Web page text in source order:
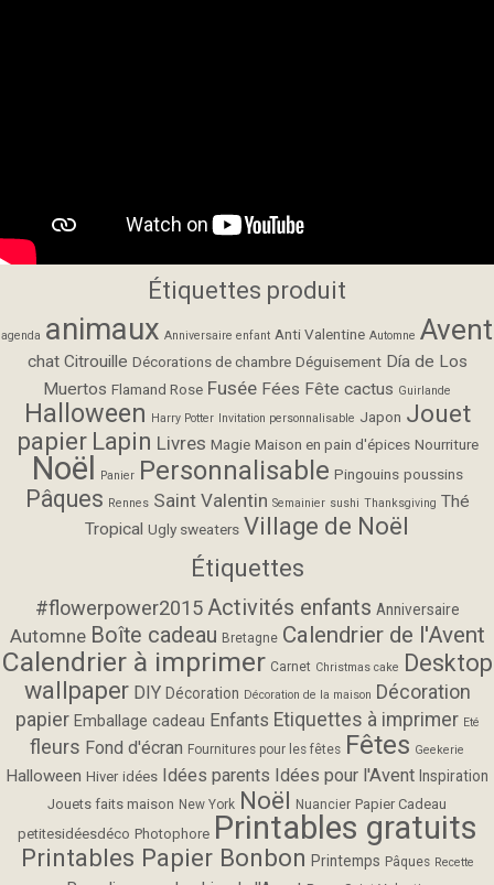
Étiquettes produit
agenda animaux Anniversaire enfant Anti Valentine Automne Avent
chat Citrouille Décorations de chambre Déguisement Día de Los
Muertos Flamand Rose Fusée Fées Fête cactus Guirlande
Halloween Harry Potter Invitation personnalisable Japon Jouet
papier Lapin Livres Magie Maison en pain d'épices Nourriture
Noël Panier Personnalisable Pingouins poussins
Pâques Rennes Saint Valentin Semainier sushi Thanksgiving Thé
Tropical Ugly sweaters Village de Noël
Étiquettes
#flowerpower2015 Activités enfants Anniversaire
Automne Boîte cadeau Bretagne Calendrier de l'Avent
Calendrier à imprimer Carnet Christmas cake Desktop
wallpaper DIY Décoration Décoration de la maison Décoration
papier Emballage cadeau Enfants Etiquettes à imprimer Eté
fleurs Fond d'écran Fournitures pour les fêtes Fêtes Geekerie
Halloween Hiver idées Idées parents Idées pour l'Avent Inspiration
Jouets faits maison New York Noël Nuancier Papier Cadeau
petitesidéesdéco Photophore Printables gratuits
Printables Papier Bonbon Printemps Pâques Recette